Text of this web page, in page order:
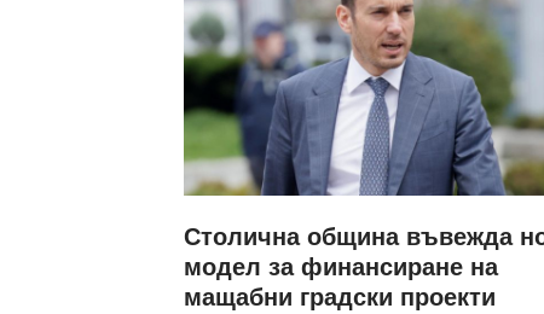
Столична община въвежда
модел за финансиране на
мащабни градски проекти